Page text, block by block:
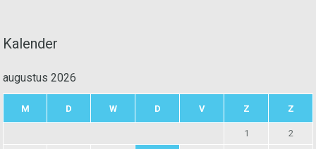
Kalender
augustus 2026
M D W D V Z Z
1 2